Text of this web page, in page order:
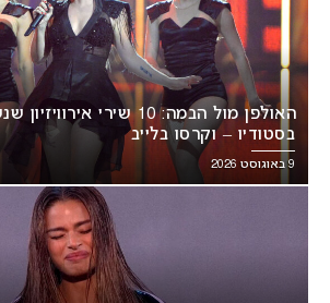
האולפן מול הבמה: 10 שירי
בסטודיו – וקרסו בלייב
9 באוגוסט 2026